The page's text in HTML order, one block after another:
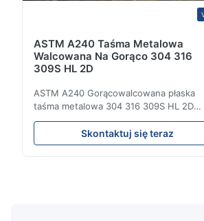
ASTM A240 Taśma Metalowa
Walcowana Na Gorąco 304 316
309S HL 2D
ASTM A240 Gorącowalcowana płaska
taśma metalowa 304 316 309S HL 2D
Gorącowalcowana/zimnowalcowana
ze stali nierdzewnej 304 316 309S 310
310S 316L 321 ASTM A240 Specyfikacje
Skontaktuj się teraz